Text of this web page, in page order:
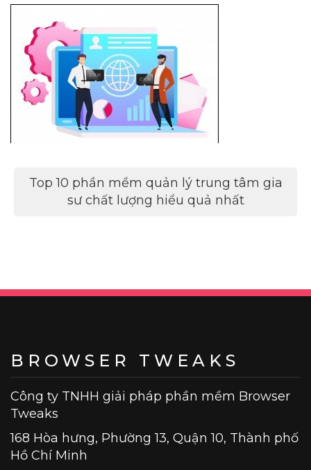
Điều
hướng
Top 10 phần mềm quản lý trung tâm gia
sư chất lượng hiểu quả nhất
BROWSER TWEAKS
Công ty TNHH giải pháp phần mềm Browser
Tweaks
168 Hòa hưng, Phường 13, Quận 10, Thành phố
Hồ Chí Minh